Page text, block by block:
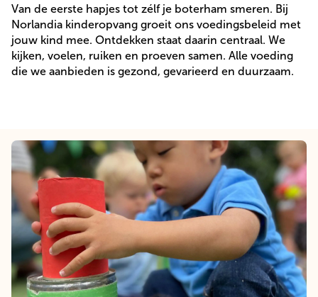
Van de eerste hapjes tot zélf je boterham smeren. Bij
Norlandia kinderopvang groeit ons voedingsbeleid met
jouw kind mee. Ontdekken staat daarin centraal. We
kijken, voelen, ruiken en proeven samen. Alle voeding
die we aanbieden is gezond, gevarieerd en duurzaam.